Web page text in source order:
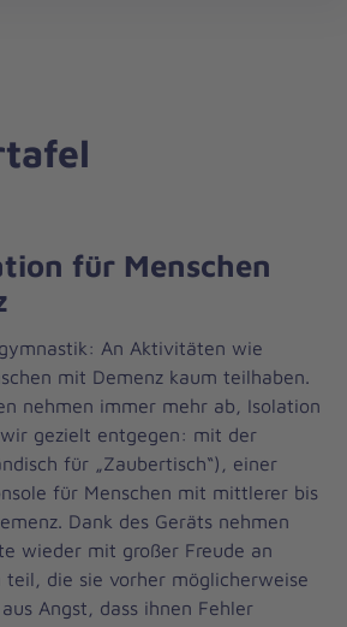
für Menschen
An Aktivitäten wie
mit Demenz kaum teilhaben.
nehmen immer mehr ab, Isolation
gezielt entgegen: mit der
für „Zaubertisch“), einer
für Menschen mit mittlerer bis
Dank des Geräts nehmen
wieder mit großer Freude an
teil, die sie vorher möglicherweise
Angst, dass ihnen Fehler